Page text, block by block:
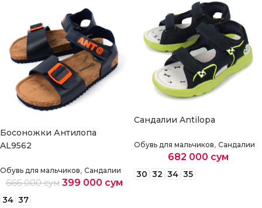
Босоножки Антилопа
AL9562
Обувь для мальчиков, Сандалии
666 000сум 399 000 сум
34 37
Сандалии Antilopa
Обувь для мальчиков, Сандалии
682 000 сум
30 32 34 35